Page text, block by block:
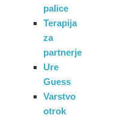
palice
Terapija
za
partnerje
Ure
Guess
Varstvo
otrok